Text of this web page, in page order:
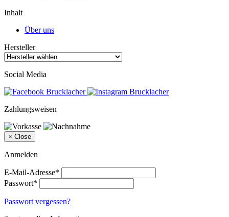
Inhalt
Über uns
Hersteller
Social Media
Zahlungsweisen
× Close
Anmelden
E-Mail-Adresse*
Passwort*
Passwort vergessen?